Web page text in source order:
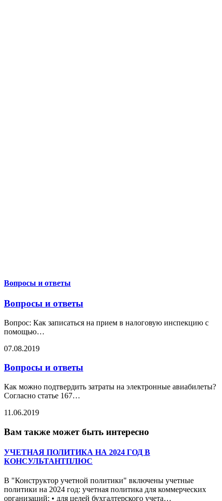
Вопросы и ответы
Вопросы и ответы
Вопрос: Как записаться на прием в налоговую инспекцию с
помощью…
07.08.2019
Вопросы и ответы
Как можно подтвердить затраты на электронные авиабилеты?
Согласно статье 167…
11.06.2019
Вам также может быть интересно
УЧЕТНАЯ ПОЛИТИКА НА 2024 ГОД В
КОНСУЛЬТАНТПЛЮС
В "Конструктор учетной политики" включены учетные
политики на 2024 год: учетная политика для коммерческих
организаций: • для целей бухгалтерского учета…